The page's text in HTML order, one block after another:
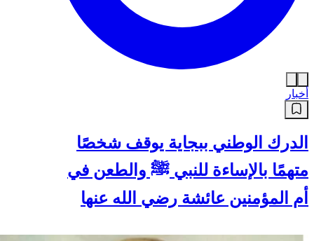
أخبار
الدرك الوطني ببجاية يوقف شخصًا
متهمًا بالإساءة للنبي ﷺ والطعن في
أم المؤمنين عائشة رضي الله عنها